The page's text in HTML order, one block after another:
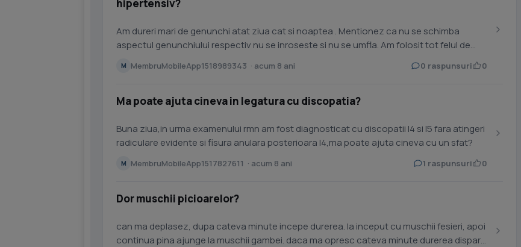
hipertensiv?
Am dureri mari de genunchi atat ziua cat si noaptea . Mentionez ca nu se schimba
aspectul genunchiului respectiv nu se inroseste si nu se umfla. Am folosit tot felul de
M MembruMobileApp1518989343 · acum 8 ani 0 raspunsuri 0
Ma poate ajuta cineva in legatura cu discopatia?
Buna ziua,in urma examenului rmn am fost diagnosticat cu discopatii l4 si l5 fara atingeri
radiculare evidente si fisura anulara posterioara l4,ma poate ajuta cineva cu un sfat?
M MembruMobileApp1517827611 · acum 8 ani 1 raspunsuri 0
Dor muschii picioarelor?
can ma deplasez, dupa cateva minute incepe durerea. la inceput cu muschii fesieri, apoi
continua pina ajunge la muschii gambei. daca ma opresc cateva minute durerea dispare